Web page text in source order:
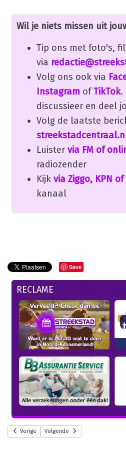
Wil je niets missen uit
Tip ons met foto's,
via
Volg ons ook via
Instagram ofTikTok.
discussieer en deel
Volg de laatste
Luister via FM of
radiozender
Kijk via Ziggo, KPN
kanaal
Save
RECLAME
Vorige Volgende